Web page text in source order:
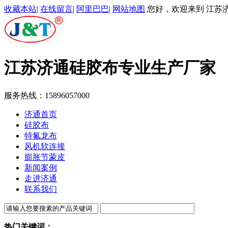
收藏本站| 在线留言| 阿里巴巴| 网站地图 您好，欢迎来到 江苏
江苏济通硅胶布专业生产厂家
服务热线： 15896057000
济通首页
硅胶布
特氟龙布
风机软连接
膨胀节蒙皮
新闻案例
走进济通
联系我们